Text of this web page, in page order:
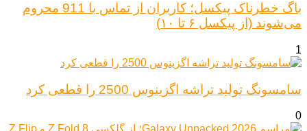
باگ خطرناک پیکسل؛ کاربران از تماس با 911 محروم
می‌شوند (از پیکسل ۶ تا ۱۰)
1
سامسونگ تولید تراشه اگزینوس 2500 را قطعی کرد
0